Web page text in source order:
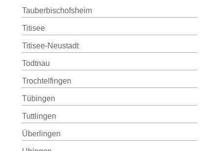
Tauberbischofsheim
Titisee
Titisee-Neustadt
Todtnau
Trochtelfingen
Tübingen
Tuttlingen
Überlingen